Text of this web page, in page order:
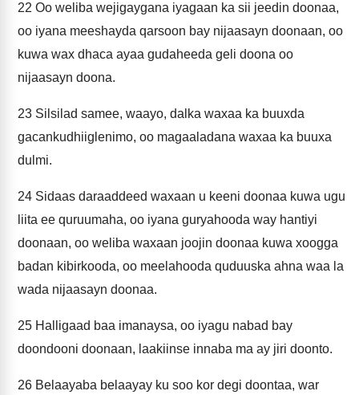
22 Oo weliba wejigaygana iyagaan ka sii jeedin doonaa,
oo iyana meeshayda qarsoon bay nijaasayn doonaan, oo
kuwa wax dhaca ayaa gudaheeda geli doona oo
nijaasayn doona.
23 Silsilad samee, waayo, dalka waxaa ka buuxda
gacankudhiiglenimo, oo magaaladana waxaa ka buuxa
dulmi.
24 Sidaas daraaddeed waxaan u keeni doonaa kuwa ugu
liita ee quruumaha, oo iyana guryahooda way hantiyi
doonaan, oo weliba waxaan joojin doonaa kuwa xoogga
badan kibirkooda, oo meelahooda quduuska ahna waa la
wada nijaasayn doonaa.
25 Halligaad baa imanaysa, oo iyagu nabad bay
doondooni doonaan, laakiinse innaba ma ay jiri doonto.
26 Belaayaba belaayay ku soo kor degi doontaa, war